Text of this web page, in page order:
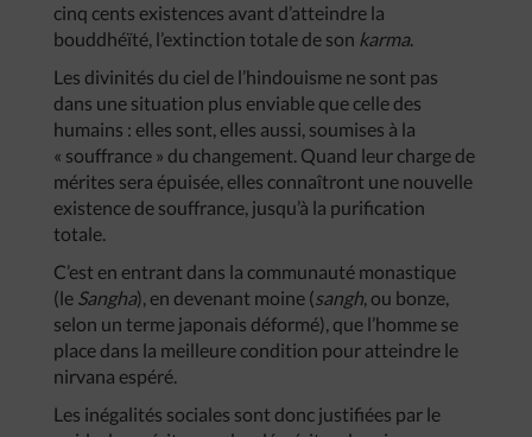
cinq cents existences avant d’atteindre la
bouddhéïté, l’extinction totale de son karma.
Les divinités du ciel de l’hindouisme ne sont pas
dans une situation plus enviable que celle des
humains : elles sont, elles aussi, soumises à la
« souffrance » du changement. Quand leur charge de
mérites sera épuisée, elles connaîtront une nouvelle
existence de souffrance, jusqu’à la purification
totale.
C’est en entrant dans la communauté monastique
(le Sangha), en devenant moine (sangh, ou bonze,
selon un terme japonais déformé), que l’homme se
place dans la meilleure condition pour atteindre le
nirvana espéré.
Les inégalités sociales sont donc justifiées par le